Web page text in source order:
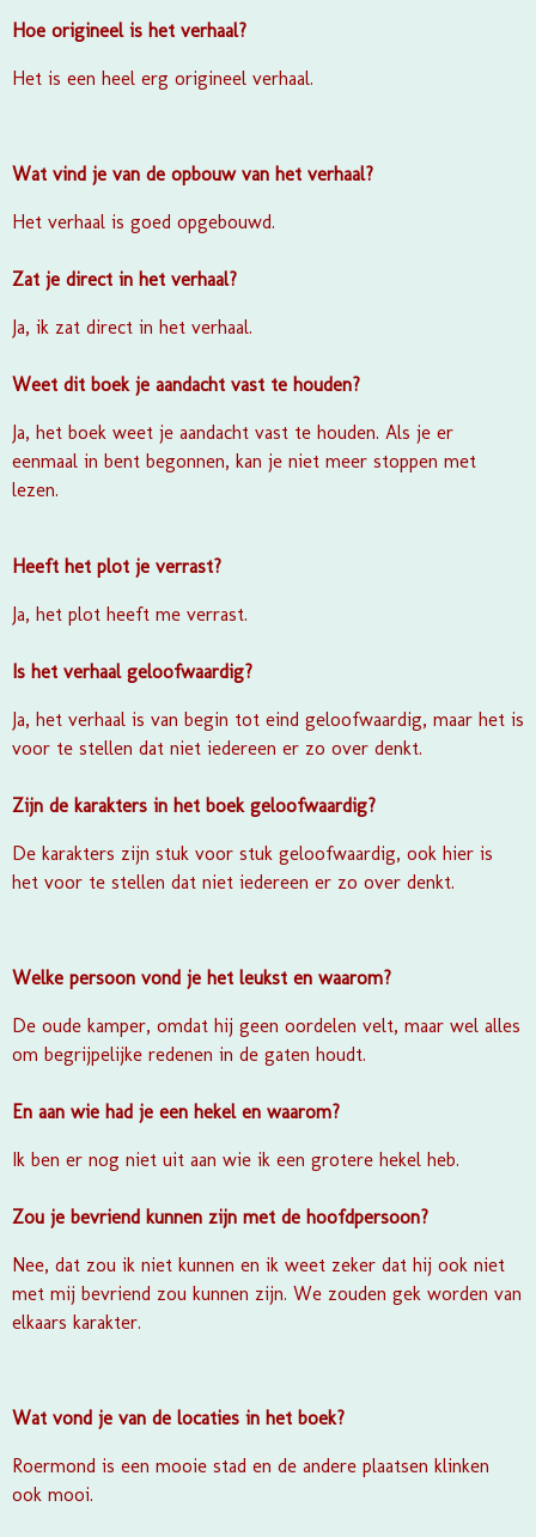
Hoe origineel is het verhaal?
Het is een heel erg origineel verhaal.
Wat vind je van de opbouw van het verhaal?
Het verhaal is goed opgebouwd.
Zat je direct in het verhaal?
Ja, ik zat direct in het verhaal.
Weet dit boek je aandacht vast te houden?
Ja, het boek weet je aandacht vast te houden. Als je er
eenmaal in bent begonnen, kan je niet meer stoppen met
lezen.
Heeft het plot je verrast?
Ja, het plot heeft me verrast.
Is het verhaal geloofwaardig?
Ja, het verhaal is van begin tot eind geloofwaardig, maar het is
voor te stellen dat niet iedereen er zo over denkt.
Zijn de karakters in het boek geloofwaardig?
De karakters zijn stuk voor stuk geloofwaardig, ook hier is
het voor te stellen dat niet iedereen er zo over denkt.
Welke persoon vond je het leukst en waarom?
De oude kamper, omdat hij geen oordelen velt, maar wel alles
om begrijpelijke redenen in de gaten houdt.
En aan wie had je een hekel en waarom?
Ik ben er nog niet uit aan wie ik een grotere hekel heb.
Zou je bevriend kunnen zijn met de hoofdpersoon?
Nee, dat zou ik niet kunnen en ik weet zeker dat hij ook niet
met mij bevriend zou kunnen zijn. We zouden gek worden van
elkaars karakter.
Wat vond je van de locaties in het boek?
Roermond is een mooie stad en de andere plaatsen klinken
ook mooi.